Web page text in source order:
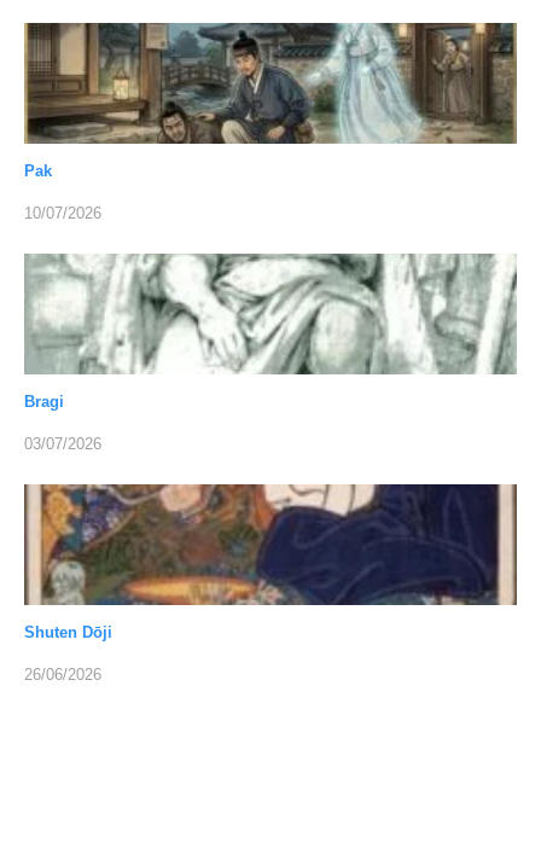
Pak
10/07/2026
Bragi
03/07/2026
Shuten Dōji
26/06/2026